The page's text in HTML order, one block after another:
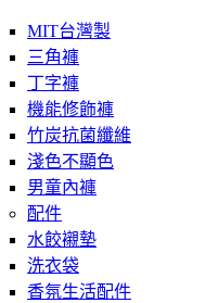
MIT台灣製
三角褲
丁字褲
機能修飾褲
竹炭抗菌纖維
淺色不顯色
男童內褲
配件
水餃襯墊
洗衣袋
香氛生活配件